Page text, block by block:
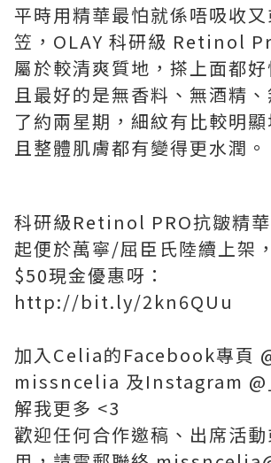
平時用精華最怕就係唔吸收
笠，OLAY 科研級 Retinol
屬於較清爽質地，搽上面都
且最好的是無香料、無酒精
了約兩星期，細紋有比較明
且整體肌膚都有變得更水潤。
科研級Retinol PRO抗皺精
起便於萬寧/屈臣氏陸續上架
$50現金優惠呀：
http://bit.ly/2kn6QUu
加入Celia的Facebook專頁
missncelia 及Instagram
解我更多 <3
歡迎任何合作邀稿、出席活